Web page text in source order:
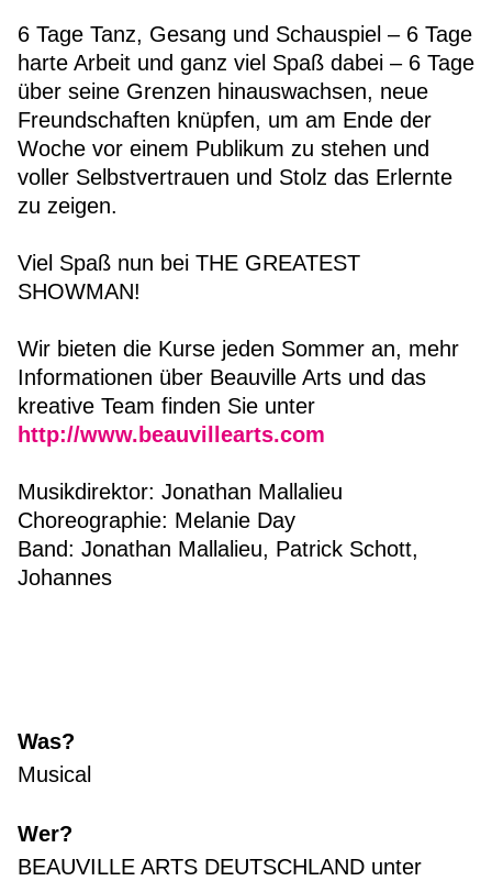
6 Tage Tanz, Gesang und Schauspiel – 6 Tage
harte Arbeit und ganz viel Spaß dabei – 6 Tage
über seine Grenzen hinauswachsen, neue
Freundschaften knüpfen, um am Ende der
Woche vor einem Publikum zu stehen und
voller Selbstvertrauen und Stolz das Erlernte
zu zeigen.
Viel Spaß nun bei THE GREATEST
SHOWMAN!
Wir bieten die Kurse jeden Sommer an, mehr
Informationen über Beauville Arts und das
kreative Team finden Sie unter
http://www.beauvillearts.com
Musikdirektor: Jonathan Mallalieu
Choreographie: Melanie Day
Band: Jonathan Mallalieu, Patrick Schott,
Johannes
Was?
Musical
Wer?
BEAUVILLE ARTS DEUTSCHLAND unter